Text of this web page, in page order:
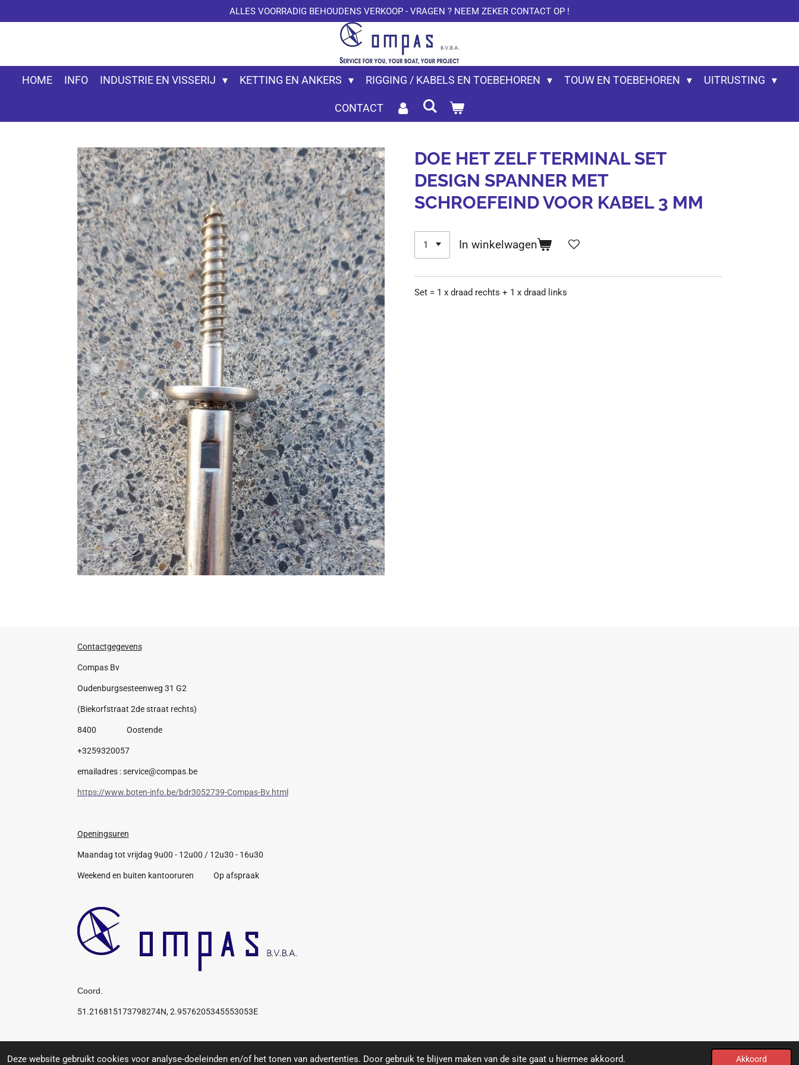
Deze website gebruikt cookies voor analyse-doeleinden en/of het tonen van advertenties. Door gebruik te blijven maken van de site gaat u hiermee akkoord. Akkoord
direct
hoofdinhoud
ALLES VOORRADIG BEHOUDENS VERKOOP - VRAGEN ? NEEM ZEKER CONTACT OP !
HOME INFO INDUSTRIE EN VISSERIJ KETTING EN ANKERS RIGGING / KABELS EN TOEBEHOREN TOUW EN TOEBEHOREN UITRUSTING
CONTACT
DOE HET ZELF TERMINAL SET
DESIGN SPANNER MET
SCHROEFEIND VOOR KABEL 3 MM
In winkelwagen
Set = 1 x draad rechts + 1 x draad links
Contactgegevens
Compas Bv
Oudenburgsesteenweg 31 G2
(Biekorfstraat 2de straat rechts)
8400 Oostende
+3259320057
emailadres : service@compas.be
https://www.boten-info.be/bdr3052739-Compas-Bv.html
Openingsuren
Maandag tot vrijdag 9u00 - 12u00 / 12u30 - 16u30
Weekend en buiten kantooruren Op afspraak
Coord.
51.216815173798274N, 2.9576205345553053E
© 2019 Compas: Service for you, your boat, your project.https://www.compas.be/